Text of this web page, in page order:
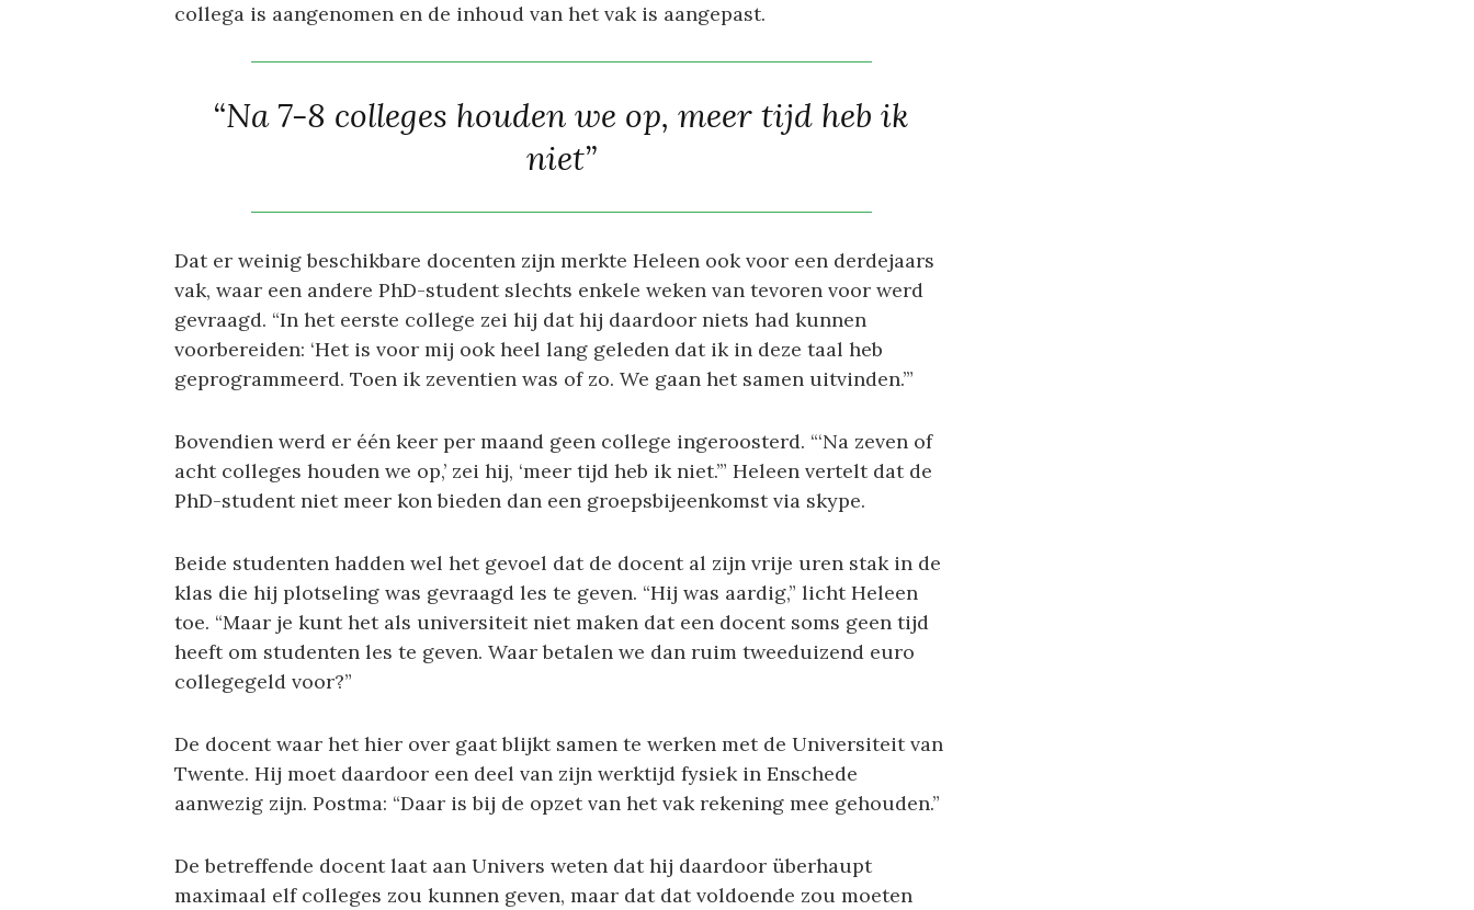
collega is aangenomen en de inhoud van het vak is aangepast.
“Na 7-8 colleges houden we op, meer tijd heb ik
niet”
Dat er weinig beschikbare docenten zijn merkte Heleen ook voor een derdejaars
vak, waar een andere PhD-student slechts enkele weken van tevoren voor werd
gevraagd. “In het eerste college zei hij dat hij daardoor niets had kunnen
voorbereiden: ‘Het is voor mij ook heel lang geleden dat ik in deze taal heb
geprogrammeerd. Toen ik zeventien was of zo. We gaan het samen uitvinden.’”
Bovendien werd er één keer per maand geen college ingeroosterd. “‘Na zeven of
acht colleges houden we op,’ zei hij, ‘meer tijd heb ik niet.’” Heleen vertelt dat de
PhD-student niet meer kon bieden dan een groepsbijeenkomst via skype.
Beide studenten hadden wel het gevoel dat de docent al zijn vrije uren stak in de
klas die hij plotseling was gevraagd les te geven. “Hij was aardig,” licht Heleen
toe. “Maar je kunt het als universiteit niet maken dat een docent soms geen tijd
heeft om studenten les te geven. Waar betalen we dan ruim tweeduizend euro
collegegeld voor?”
De docent waar het hier over gaat blijkt samen te werken met de Universiteit van
Twente. Hij moet daardoor een deel van zijn werktijd fysiek in Enschede
aanwezig zijn. Postma: “Daar is bij de opzet van het vak rekening mee gehouden.”
De betreffende docent laat aan Univers weten dat hij daardoor überhaupt
maximaal elf colleges zou kunnen geven, maar dat dat voldoende zou moeten